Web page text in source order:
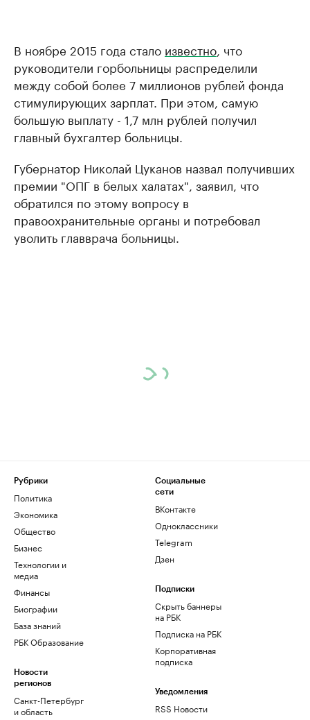
В ноябре 2015 года стало известно , что
руководители горбольницы распределили
между собой более 7 миллионов рублей фонда
стимулирующих зарплат. При этом, самую
большую выплату - 1,7 млн рублей получил
главный бухгалтер больницы.
Губернатор Николай Цуканов назвал получивших
премии "ОПГ в белых халатах", заявил, что
обратился по этому вопросу в
правоохранительные органы и потребовал
уволить главврача больницы.
Рубрики
Политика
Экономика
Общество
Бизнес
Технологии и
медиа
Финансы
Биографии
База знаний
РБК Образование
Новости
регионов
Санкт-Петербург
и область
Социальные
сети
ВКонтакте
Одноклассники
Telegram
Дзен
Подписки
Скрыть баннеры
на РБК
Подписка на РБК
Корпоративная
подписка
Уведомления
RSS Новости